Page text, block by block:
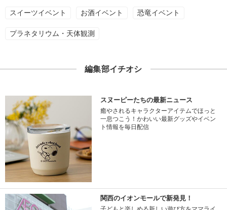
スイーツイベント お酒イベント 恐竜イベント
プラネタリウム・天体観測
編集部イチオシ
スヌーピーたちの最新ニュース
癒やされるキャラクターアイテムでほっと
一息つこう！かわいい最新グッズやイベン
ト情報を毎日配信
関西のイオンモールで新発見！